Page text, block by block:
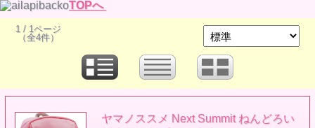
TOPへ
1 / 1ページ
（全4件）
ヤマノススメ Next Summit ねんどろい